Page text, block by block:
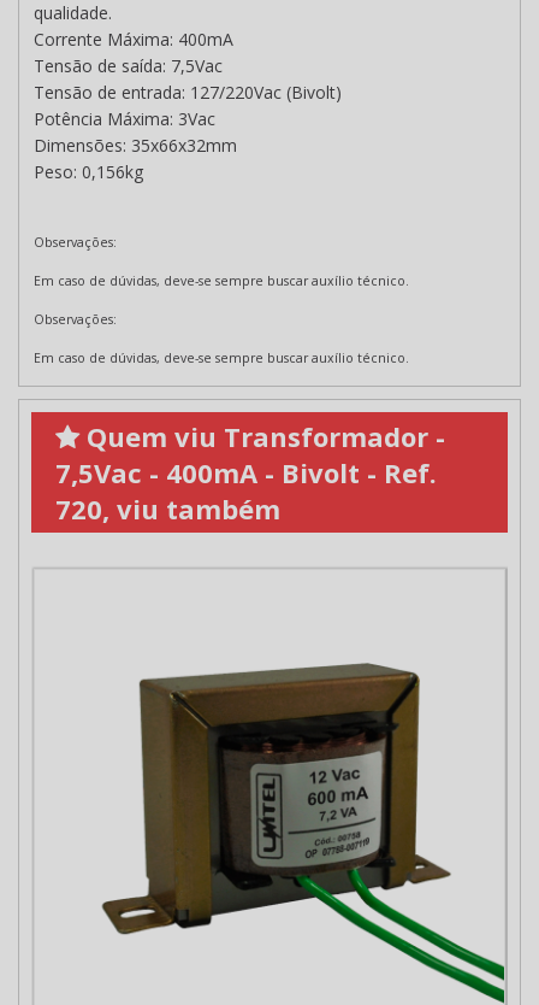
qualidade.
Corrente Máxima: 400mA
Tensão de saída: 7,5Vac
Tensão de entrada: 127/220Vac (Bivolt)
Potência Máxima: 3Vac
Dimensões: 35x66x32mm
Peso: 0,156kg
Observações:
Em caso de dúvidas, deve-se sempre buscar auxílio técnico.
Observações:
Em caso de dúvidas, deve-se sempre buscar auxílio técnico.
Quem viu Transformador -
7,5Vac - 400mA - Bivolt - Ref.
720, viu também